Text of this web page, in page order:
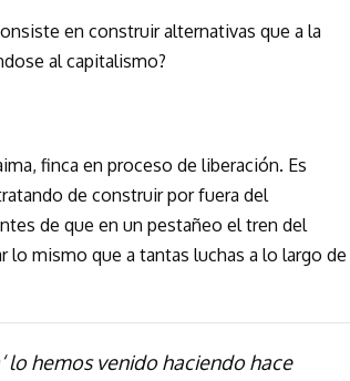
en construir alternativas que a la
al capitalismo?
finca en proceso de liberación. Es
de construir por fuera del
de que en un pestañeo el tren del
lo mismo que a tantas luchas a lo largo de
lo hemos venido haciendo hace